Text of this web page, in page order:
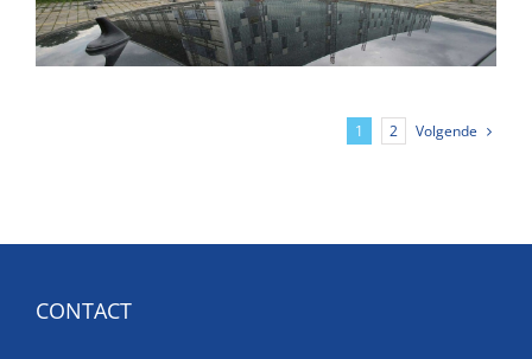
1 2 Volgende
CONTACT